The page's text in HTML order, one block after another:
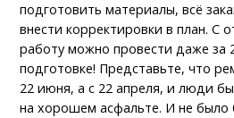
подготовить материалы, всё
внести корректировки в план. С
работу можно провести даже за
подготовке! Представьте, что
22 июня, а с 22 апреля, и люди
на хорошем асфальте. И не было